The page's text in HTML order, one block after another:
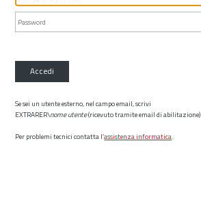
Accedi
Se sei un utente esterno, nel campo email, scrivi
EXTRARER\nome utente(ricevuto tramite email di abilitazione)
Per problemi tecnici contatta l’assistenza informatica.